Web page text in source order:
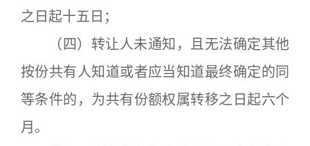
之日起十五日；
（四）转让人未通知，且无法确定其他
按份共有人知道或者应当知道最终确定的同
等条件的，为共有份额权属转移之日起六个
月。